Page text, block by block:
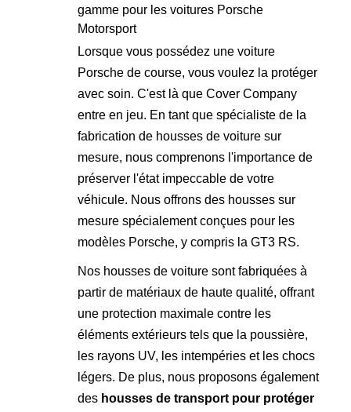
gamme pour les voitures Porsche
Motorsport
Lorsque vous possédez une voiture
Porsche de course, vous voulez la protéger
avec soin. C'est là que Cover Company
entre en jeu. En tant que spécialiste de la
fabrication de housses de voiture sur
mesure, nous comprenons l'importance de
préserver l'état impeccable de votre
véhicule. Nous offrons des housses sur
mesure spécialement conçues pour les
modèles Porsche, y compris la GT3 RS.
Nos housses de voiture sont fabriquées à
partir de matériaux de haute qualité, offrant
une protection maximale contre les
éléments extérieurs tels que la poussière,
les rayons UV, les intempéries et les chocs
légers. De plus, nous proposons également
des housses de transport pour protéger